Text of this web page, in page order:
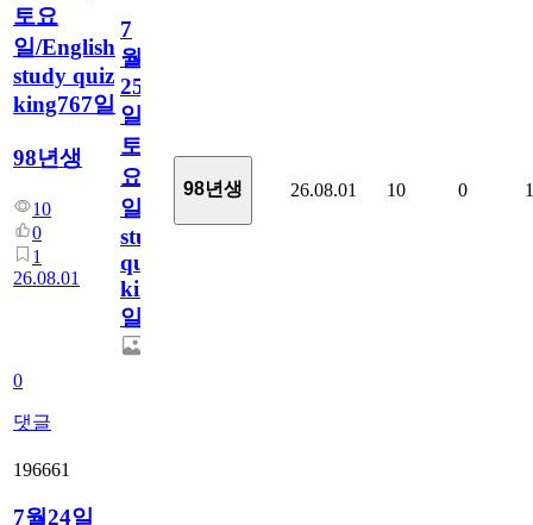
토요
일/English
study quiz
king767일
98년생
10
0
1
26.08.01
0
댓글
7
월
25
일
토
요
일/English
study
quiz
king767
일
98년생 26.08.01 10 0 1
196661
7월24일